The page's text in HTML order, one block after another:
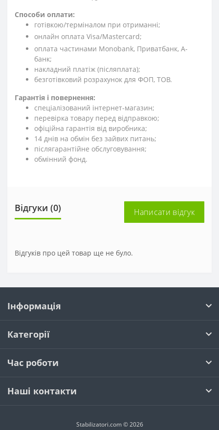
Способи оплати:
готівкою/терміналом при отриманні;
онлайн оплата Visa/Mastercard;
оплата частинами Monobank, Приватбанк, А-
банк;
накладний платіж (післяплата);
безготівковий розрахунок для ФОП, ТОВ.
Гарантія і повернення:
спеціалізований інтернет-магазин;
перевірка товару перед відправкою;
офіційна гарантія від виробника;
14 днів на обмін без зайвих питань;
післягарантійне обслуговування;
обмінний фонд.
Відгуки (0) Написати відгук
Відгуків про цей товар ще не було.
Інформація
Категорії
Час роботи
Наші контакти
Stabilizatori.com © 2026